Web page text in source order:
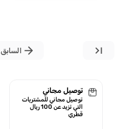
last_page
arrow_forward السابق
توصيل مجاني
توصيل مجاني للمشتريات
التي تزيد عن 100 ريال
قطري